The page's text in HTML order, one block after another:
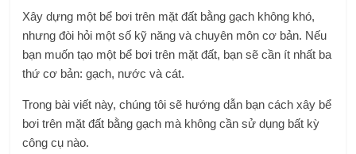
Xây dựng một bể bơi trên mặt đất bằng gạch không khó,
nhưng đòi hỏi một số kỹ năng và chuyên môn cơ bản. Nếu
bạn muốn tạo một bể bơi trên mặt đất, bạn sẽ cần ít nhất ba
thứ cơ bản: gạch, nước và cát.
Trong bài viết này, chúng tôi sẽ hướng dẫn bạn cách xây bể
bơi trên mặt đất bằng gạch mà không cần sử dụng bất kỳ
công cụ nào.